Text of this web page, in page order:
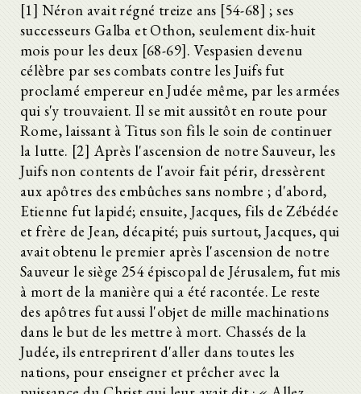
[1] Néron avait régné treize ans [54-68] ; ses
successeurs Galba et Othon, seulement dix-huit
mois pour les deux [68-69]. Vespasien devenu
célèbre par ses combats contre les Juifs fut
proclamé empereur en Judée même, par les armées
qui s'y trouvaient. Il se mit aussitôt en route pour
Rome, laissant à Titus son fils le soin de continuer
la lutte. [2] Après l'ascension de notre Sauveur, les
Juifs non contents de l'avoir fait périr, dressèrent
aux apôtres des embûches sans nombre ; d'abord,
Etienne fut lapidé; ensuite, Jacques, fils de Zébédée
et frère de Jean, décapité; puis surtout, Jacques, qui
avait obtenu le premier après l'ascension de notre
Sauveur le siège 254 épiscopal de Jérusalem, fut mis
à mort de la manière qui a été racontée. Le reste
des apôtres fut aussi l'objet de mille machinations
dans le but de les mettre à mort. Chassés de la
Judée, ils entreprirent d'aller dans toutes les
nations, pour enseigner et prêcher avec la